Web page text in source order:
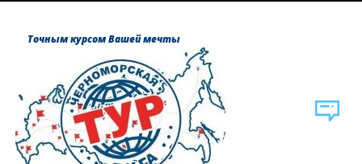
Точным курсом Вашей мечты